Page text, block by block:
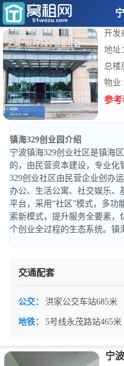
开发
地址
总楼
物业
参考
镇海329创业园介绍
宁波镇海329创业社区是镇海
的，由民营资本建设，专业
329创业社区由民营企业创办
办公、生活公寓、社交娱乐、
平台，采用“社区”模式，多功
索新模式，提升服务全要素
个创业全过程的生态系统。镇
交通配套
公交： 洪家公交车站685米
地铁： 5号线永茂路站465